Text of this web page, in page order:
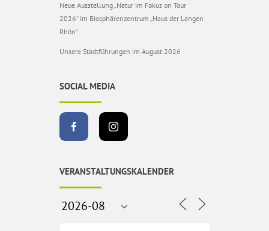
Neue Ausstellung „Natur im Fokus on Tour
2026“ im Biosphärenzentrum „Haus der Langen
Rhön“
Unsere Stadtführungen im August 2026
SOCIAL MEDIA
VERANSTALTUNGSKALENDER